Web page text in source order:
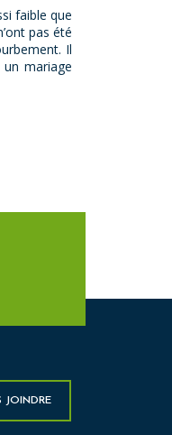
faible que
pas été
Il
mariage
JOINDRE